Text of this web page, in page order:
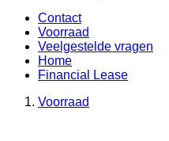
Contact
Voorraad
Veelgestelde vragen
Home
Financial Lease
Voorraad